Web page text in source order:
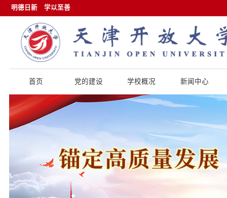
明德日新 学以至善